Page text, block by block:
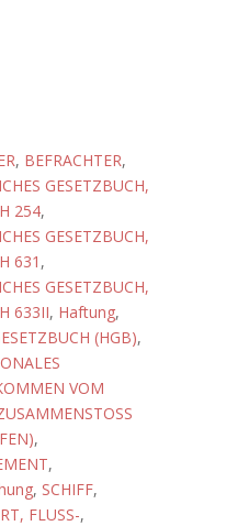
, BEFRACHTER,
GESETZBUCH,
254,
GESETZBUCH,
631 ,
GESETZBUCH,
633II, Haftung,
(HGB),
VOM
,
,
, SCHIFF,
FLUSS-,